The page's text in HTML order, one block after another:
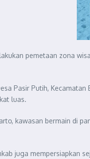
pemetaan zona
Pasir Putih,
luas.
kawasan bermain di
juga mempersiapkan